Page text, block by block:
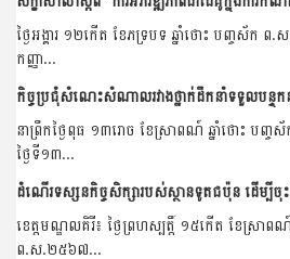
ថ្ងៃអង្គារ ១២កើត ខែភទ្របទ ឆ្នាំថោះ បញ្ចស័ក ព
កញ្ញា...
នាព្រឹកថ្ងៃពុធ ១៣រោច ខែស្រាពណ៍ ឆ្នាំថោះ បញ្
ថ្ងៃទី១៣...
ខេត្តមណ្ឌលគិរី៖ ថ្ងៃព្រហស្បត្តិ៍ ១៥កើត ខែស្រាព
ព.ស.២៥៦៧...